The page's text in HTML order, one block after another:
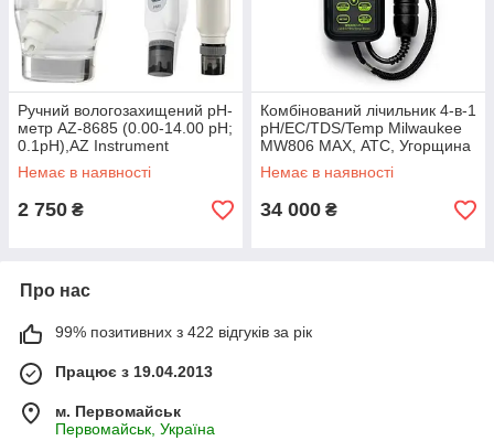
Ручний вологозахищений рН-
метр AZ-8685 (0.00-14.00 рН;
0.1рН),AZ Instrument
Немає в наявності
2 750 ₴
Комбінований лічильник 4-в-1
pH/EC/TDS/Temp Milwaukee
MW806 MAX, АТС, Угорщина
Немає в наявності
34 000 ₴
Про нас
99% позитивних з 422 відгуків за рік
Працює з 19.04.2013
м. Первомайськ
Первомайськ, Україна